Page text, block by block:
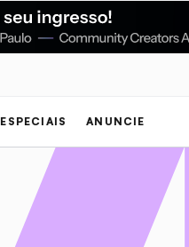
ESPECIAIS ANUNCIE